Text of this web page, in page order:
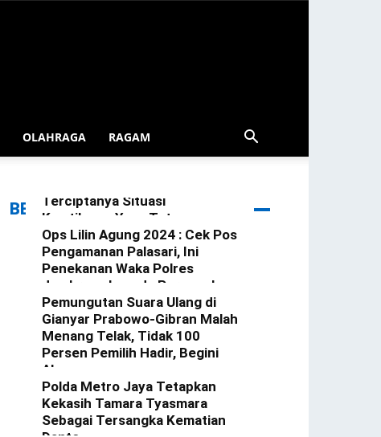
OLAHRAGA RAGAM
BERITA TERBARU
Terciptanya Situasi
Kamtibmas Yang Tetap
Kondusif Di Wilkum Gerokgak
redaksi - 3 Januari 2025
Ops Lilin Agung 2024 : Cek Pos
Pengamanan Palasari, Ini
Penekanan Waka Polres
Jembrana kepada Personel
Yang Bertugas
redaksi - 23 Desember 2024
Pemungutan Suara Ulang di
Gianyar Prabowo-Gibran Malah
Menang Telak, Tidak 100
Persen Pemilih Hadir, Begini
Alasannya
redaksi - 22 Februari 2024
Polda Metro Jaya Tetapkan
Kekasih Tamara Tyasmara
Sebagai Tersangka Kematian